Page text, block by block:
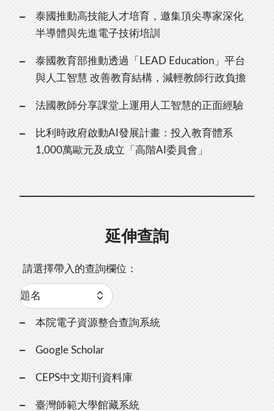
泰國推動高技能人才培育，邀集頂尖專家深化
半導體與先進電子技術培訓
泰國教育部推動透過「LEAD Education」平台
與人工智慧 改善教育結構，減輕教師行政負擔
法國教師分享課堂上運用人工智慧的正面經驗
比利時政府啟動AI發展計畫：投入教育體系
1,000萬歐元及成立「高階AI委員會」
延伸查詢
請選擇帶入的查詢欄位：
本院電子資源整合查詢系統
Google Scholar
CEPS中文期刊資料庫
臺灣師範大學館藏系統